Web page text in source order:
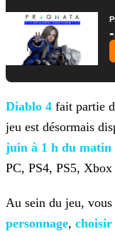
Diablo 4 fait partie
jeu est désormais
juin à 1 h du matin
PC, PS4, PS5,
Au sein du jeu,
personnage, choisir